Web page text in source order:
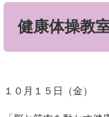
健康体操教
１０月１５日（金）